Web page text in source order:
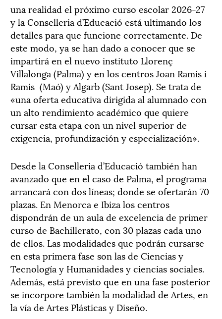
una realidad el próximo curso escolar 2026-27
y la Conselleria d’Educació está ultimando los
detalles para que funcione correctamente. De
este modo, ya se han dado a conocer que se
impartirá en el nuevo instituto Llorenç
Villalonga (Palma) y en los centros Joan Ramis i
Ramis (Maó) y Algarb (Sant Josep). Se trata de
«una oferta educativa dirigida al alumnado con
un alto rendimiento académico que quiere
cursar esta etapa con un nivel superior de
exigencia, profundización y especialización».
Desde la Conselleria d’Educació también han
avanzado que en el caso de Palma, el programa
arrancará con dos líneas; donde se ofertarán 70
plazas. En Menorca e Ibiza los centros
dispondrán de un aula de excelencia de primer
curso de Bachillerato, con 30 plazas cada uno
de ellos. Las modalidades que podrán cursarse
en esta primera fase son las de Ciencias y
Tecnología y Humanidades y ciencias sociales.
Además, está previsto que en una fase posterior
se incorpore también la modalidad de Artes, en
la vía de Artes Plásticas y Diseño.